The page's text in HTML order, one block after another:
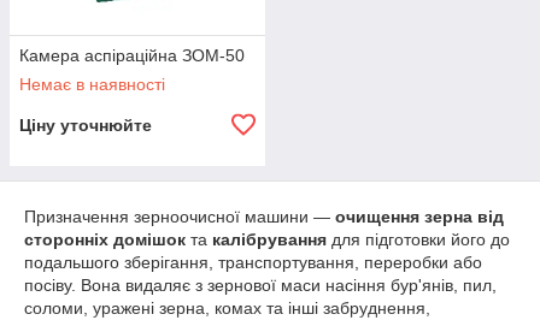
Камера аспіраційна ЗОМ-50
Немає в наявності
Ціну уточнюйте
Призначення зерноочисної машини — очищення зерна від
сторонніх домішок та калібрування для підготовки його до
подальшого зберігання, транспортування, переробки або
посіву. Вона видаляє з зернової маси насіння бур'янів, пил,
соломи, уражені зерна, комах та інші забруднення,